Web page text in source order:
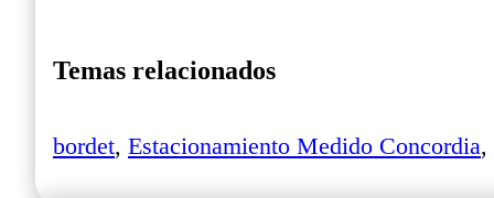
Temas relacionados
bordet, Estacionamiento Medido Concordia,